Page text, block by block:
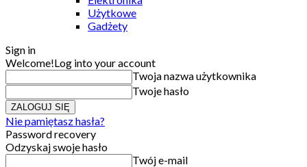
Użytkowe
Gadżety
Sign in
Welcome!Log into your account
Twoja nazwa użytkownika
Twoje hasło
Nie pamiętasz hasła?
Password recovery
Odzyskaj swoje hasło
Twój e-mail